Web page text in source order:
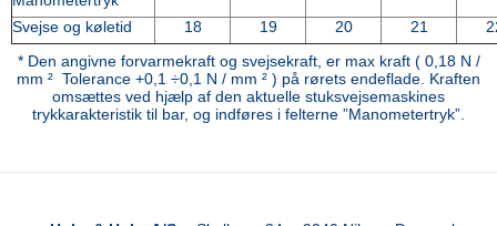
Svejse og køletid
18 19 20 21
* Den angivne forvarmekraft og svejsekraft, er max kraft ( 0,18 N /
mm ² Tolerance +0,1 ÷0,1 N / mm ² ) på rørets endeflade. Kraften
omsættes ved hjælp af den aktuelle stuksvejsemaskines
trykkarakteristik til bar, og indføres i felterne ”Manometertryk”.